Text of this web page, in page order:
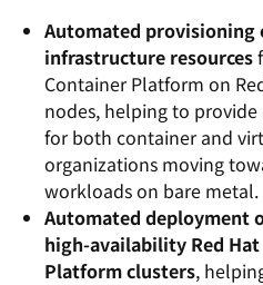
Automated provisioning
infrastructure resources
Container Platform on
nodes, helping to
for both container and
organizations moving
workloads on bare metal.
Automated deployment
high-availability Red
Platform clusters,